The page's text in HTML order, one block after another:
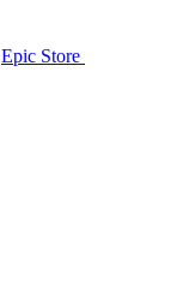
Epic Store